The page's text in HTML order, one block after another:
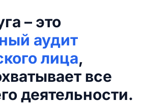
– это
аудит
лица,
все
деятельности.